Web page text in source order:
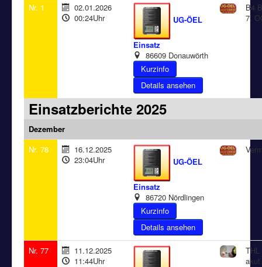
Nr. 1
02.01.2026
00:24Uhr
UG-ÖEL
Einsatz
86609 Donauwörth
Details ansehen
B4
7.
Einsatzberichte 2025
Dezember
Nr. 78
16.12.2025
23:04Uhr
UG-ÖEL
Einsatz
86720 Nördlingen
Details ansehen
Nr. 77
11.12.2025
11:44Uhr
THL
akut